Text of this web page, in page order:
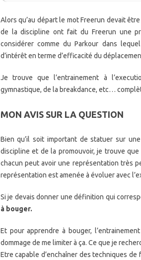
Alors qu’au départ le mot Freerun devait
de la discipline ont fait du Freerun une
considérer comme du Parkour dans
d’intérêt en terme d’efficacité du
Je trouve que l’entrainement à
gymnastique, de la breakdance, etc…
MON AVIS SUR LA QUESTION
Bien qu’il soit important de statuer sur
discipline et de la promouvoir, je trouve
chacun peut avoir une représentation très
représentation est amenée à évoluer avec
Si je devais donner une définition qui
à bouger.
Et pour apprendre à bouger,
dommage de me limiter à ça. Ce que je
Etre capable d’enchaîner des techniques